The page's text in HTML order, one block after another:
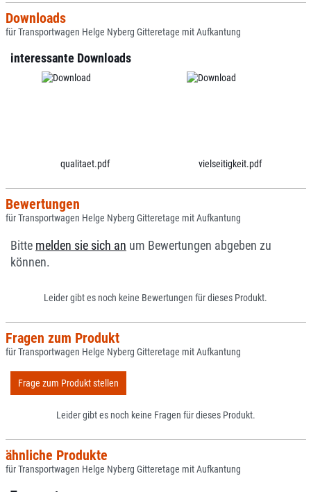
Downloads
für Transportwagen Helge Nyberg Gitteretage mit Aufkantung
interessante Downloads
qualitaet.pdf vielseitigkeit.pdf
Bewertungen
für Transportwagen Helge Nyberg Gitteretage mit Aufkantung
Bitte melden sie sich an um Bewertungen abgeben zu
können.
Leider gibt es noch keine Bewertungen für dieses Produkt.
Fragen zum Produkt
für Transportwagen Helge Nyberg Gitteretage mit Aufkantung
Frage zum Produkt stellen
Leider gibt es noch keine Fragen für dieses Produkt.
ähnliche Produkte
für Transportwagen Helge Nyberg Gitteretage mit Aufkantung